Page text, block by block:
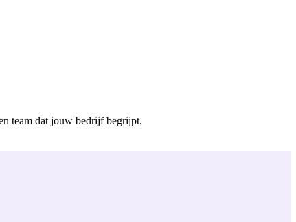
team dat jouw bedrijf begrijpt.